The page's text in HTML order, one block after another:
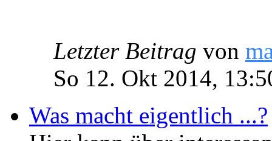
Letzter Beitrag von
So 12. Okt 2014,
Was macht eigentlich ...?